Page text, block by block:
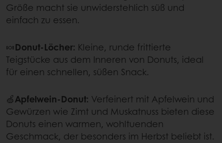
Größe macht sie unwiderstehlich süß und
einfach zu essen.
🍬Donut-Löcher: Kleine, runde frittierte
Teigstücke aus dem Inneren von Donuts, ideal
für einen schnellen, süßen Snack.
🍏Apfelwein-Donut: Verfeinert mit Apfelwein und
Gewürzen wie Zimt und Muskatnuss bieten diese
Donuts einen warmen, wohltuenden
Geschmack, der besonders im Herbst beliebt ist.